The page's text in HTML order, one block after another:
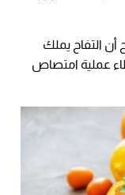
أن التفاح يملك
عملية امتصاص